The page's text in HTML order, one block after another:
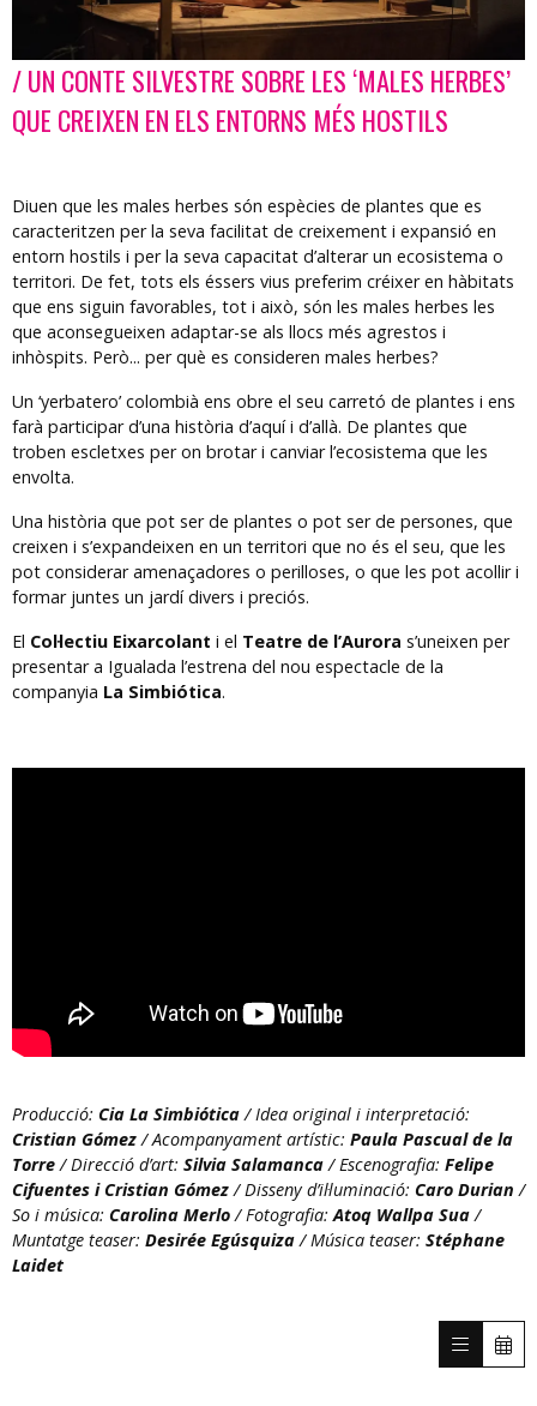
Diapositiva 1 de 1
/ UN CONTE SILVESTRE SOBRE LES ‘MALES HERBES’
QUE CREIXEN EN ELS ENTORNS MÉS HOSTILS
Diuen que les males herbes són espècies de plantes que es
caracteritzen per la seva facilitat de creixement i expansió en
entorn hostils i per la seva capacitat d’alterar un ecosistema o
territori. De fet, tots els éssers vius preferim créixer en hàbitats
que ens siguin favorables, tot i això, són les males herbes les
que aconsegueixen adaptar-se als llocs més agrestos i
inhòspits. Però... per què es consideren males herbes?
Un ‘yerbatero’ colombià ens obre el seu carretó de plantes i ens
farà participar d’una història d’aquí i d’allà. De plantes que
troben escletxes per on brotar i canviar l’ecosistema que les
envolta.
Una història que pot ser de plantes o pot ser de persones, que
creixen i s’expandeixen en un territori que no és el seu, que les
pot considerar amenaçadores o perilloses, o que les pot acollir i
formar juntes un jardí divers i preciós.
El Col·lectiu Eixarcolant i el Teatre de l’Aurora s’uneixen per
presentar a Igualada l’estrena del nou espectacle de la
companyia La Simbiótica.
Producció: Cia La Simbiótica/ Idea original i interpretació:
Cristian Gómez/ Acompanyament artístic: Paula Pascual de la
Torre/ Direcció d’art: Silvia Salamanca/ Escenografia: Felipe
Cifuentes i Cristian Gómez/ Disseny d’il·luminació: Caro Durian /
So i música: Carolina Merlo/ Fotografia:Atoq Wallpa Sua/
Muntatge teaser: Desirée Egúsquiza/ Música teaser: Stéphane
Laidet